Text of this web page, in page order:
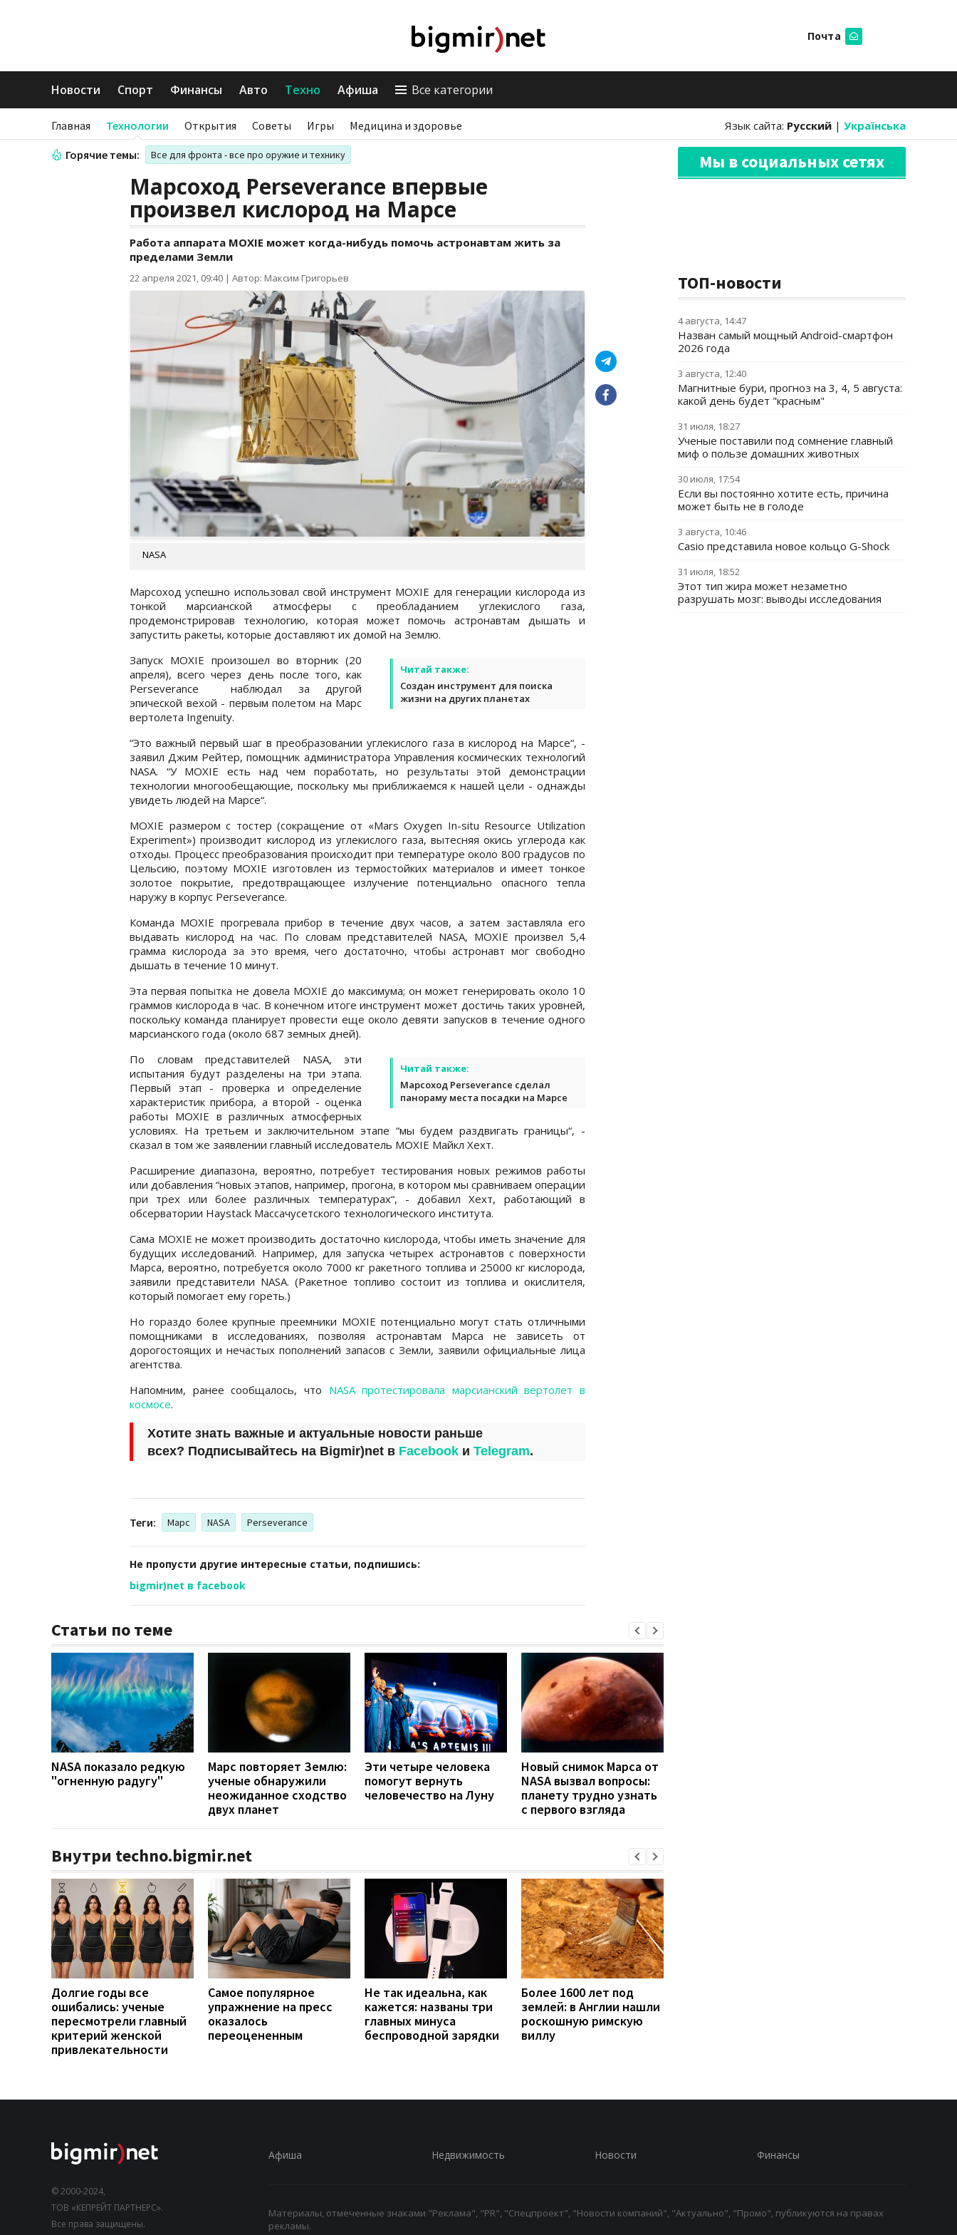
Почта
Новости Спорт Финансы Авто Техно Афиша Все категории
Главная Технологии Открытия Советы Игры Медицина и здоровье Язык сайта: Русский | Українська
Горячие темы: Все для фронта - все про оружие и технику
Марсоход Perseverance впервые
произвел кислород на Марсе
Работа аппарата MOXIE может когда-нибудь помочь астронавтам жить за
пределами Земли
22 апреля 2021, 09:40 | Автор: Максим Григорьев
NASA
Марсоход успешно использовал свой инструмент MOXIE для генерации кислорода из
тонкой марсианской атмосферы с преобладанием углекислого газа,
продемонстрировав технологию, которая может помочь астронавтам дышать и
запустить ракеты, которые доставляют их домой на Землю.
Читай также:
Создан инструмент для поиска
жизни на других планетах
Запуск MOXIE произошел во вторник (20
апреля), всего через день после того, как
Perseverance наблюдал за другой
эпической вехой - первым полетом на Марс
вертолета Ingenuity.
“Это важный первый шаг в преобразовании углекислого газа в кислород на Марсе“, -
заявил Джим Рейтер, помощник администратора Управления космических технологий
NASA. “У MOXIE есть над чем поработать, но результаты этой демонстрации
технологии многообещающие, поскольку мы приближаемся к нашей цели - однажды
увидеть людей на Марсе“.
MOXIE размером с тостер (сокращение от «Mars Oxygen In-situ Resource Utilization
Experiment») производит кислород из углекислого газа, вытесняя окись углерода как
отходы. Процесс преобразования происходит при температуре около 800 градусов по
Цельсию, поэтому MOXIE изготовлен из термостойких материалов и имеет тонкое
золотое покрытие, предотвращающее излучение потенциально опасного тепла
наружу в корпус Perseverance.
Команда MOXIE прогревала прибор в течение двух часов, а затем заставляла его
выдавать кислород на час. По словам представителей NASA, MOXIE произвел 5,4
грамма кислорода за это время, чего достаточно, чтобы астронавт мог свободно
дышать в течение 10 минут.
Эта первая попытка не довела MOXIE до максимума; он может генерировать около 10
граммов кислорода в час. В конечном итоге инструмент может достичь таких уровней,
поскольку команда планирует провести еще около девяти запусков в течение одного
марсианского года (около 687 земных дней).
Читай также:
Марсоход Perseverance сделал
панораму места посадки на Марсе
По словам представителей NASA, эти
испытания будут разделены на три этапа.
Первый этап - проверка и определение
характеристик прибора, а второй - оценка
работы MOXIE в различных атмосферных
условиях. На третьем и заключительном этапе “мы будем раздвигать границы“, -
сказал в том же заявлении главный исследователь MOXIE Майкл Хехт.
Расширение диапазона, вероятно, потребует тестирования новых режимов работы
или добавления “новых этапов, например, прогона, в котором мы сравниваем операции
при трех или более различных температурах“, - добавил Хехт, работающий в
обсерватории Haystack Массачусетского технологического института.
Сама MOXIE не может производить достаточно кислорода, чтобы иметь значение для
будущих исследований. Например, для запуска четырех астронавтов с поверхности
Марса, вероятно, потребуется около 7000 кг ракетного топлива и 25000 кг кислорода,
заявили представители NASA. (Ракетное топливо состоит из топлива и окислителя,
который помогает ему гореть.)
Но гораздо более крупные преемники MOXIE потенциально могут стать отличными
помощниками в исследованиях, позволяя астронавтам Марса не зависеть от
дорогостоящих и нечастых пополнений запасов с Земли, заявили официальные лица
агентства.
Напомним, ранее сообщалось, что NASA протестировала марсианский вертолет в
космосе.
Хотите знать важные и актуальные новости раньше
всех? Подписывайтесь на Bigmir)net в Facebook и Telegram.
Теги: Марс NASA Perseverance
Не пропусти другие интересные статьи, подпишись:
bigmir)net в facebook
Статьи по теме
NASA показало редкую
"огненную радугу"
Марс повторяет Землю:
ученые обнаружили
неожиданное сходство
двух планет
Эти четыре человека
помогут вернуть
человечество на Луну
Новый снимок Марса от
NASA вызвал вопросы:
планету трудно узнать
с первого взгляда
Внутри techno.bigmir.net
Долгие годы все
ошибались: ученые
пересмотрели главный
критерий женской
привлекательности
Самое популярное
упражнение на пресс
оказалось
переоцененным
Не так идеальна, как
кажется: названы три
главных минуса
беспроводной зарядки
Более 1600 лет под
землей: в Англии нашли
роскошную римскую
виллу
Мы в социальных сетях
ТОП-новости
4 августа, 14:47
Назван самый мощный Android-смартфон
2026 года
3 августа, 12:40
Магнитные бури, прогноз на 3, 4, 5 августа:
какой день будет "красным"
31 июля, 18:27
Ученые поставили под сомнение главный
миф о пользе домашних животных
30 июля, 17:54
Если вы постоянно хотите есть, причина
может быть не в голоде
3 августа, 10:46
Casio представила новое кольцо G-Shock
31 июля, 18:52
Этот тип жира может незаметно
разрушать мозг: выводы исследования
© 2000-2024,
ТОВ «КЕПРЕЙТ ПАРТНЕРС».
Все права защищены.
Афиша Недвижимость Новости Финансы
Материалы, отмеченные знаками "Реклама", "PR", "Спецпроект", "Новости компаний", "Актуально", "Промо", публикуются на правах
рекламы.